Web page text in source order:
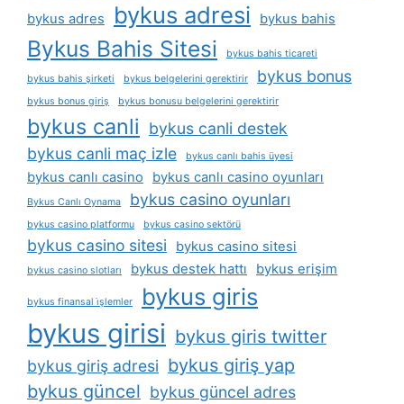
bykus adres bykus adresi bykus bahis
Bykus Bahis Sitesi bykus bahis ticareti
bykus bahis şirketi bykus belgelerini gerektirir bykus bonus
bykus bonus giriş bykus bonusu belgelerini gerektirir
bykus canli
bykus canli destek
bykus canli maç izle
bykus canlı bahis üyesi
bykus canlı casino bykus canlı casino oyunları
Bykus Canlı Oynama bykus casino oyunları
bykus casino platformu bykus casino sektörü
bykus casino sitesi bykus casino sitesi
bykus casino slotları bykus destek hattı bykus erişim
bykus finansal i̇şlemler bykus giris
bykus girisi bykus giris twitter
bykus giriş adresi bykus giriş yap
bykus güncel
bykus güncel adres